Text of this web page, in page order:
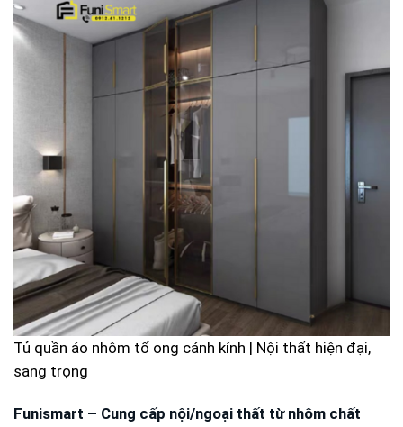
Tủ quần áo nhôm tổ ong cánh kính | Nội thất hiện đại,
sang trọng
Funismart – Cung cấp nội/ngoại thất từ nhôm chất